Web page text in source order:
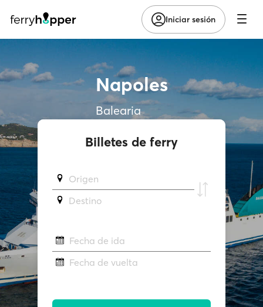
Iniciar sesión
Napoles
Balearia
Billetes de ferry
Origen
Destino
Fecha de ida
Fecha de vuelta